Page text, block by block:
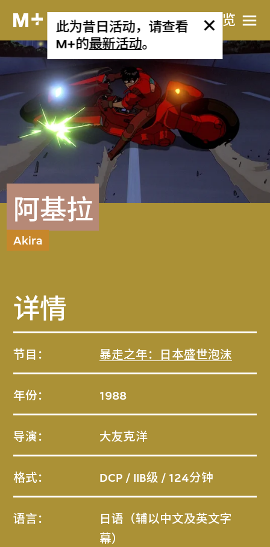
网站导览
此为昔日活动，请查看
M+的最新活动。
阿基拉
Akira
详情
节目： 暴走之年：日本盛世泡沫
年份： 1988
导演： 大友克洋
格式： DCP / IIB级 / 124分钟
语言：
日语（辅以中文及英文字
幕）